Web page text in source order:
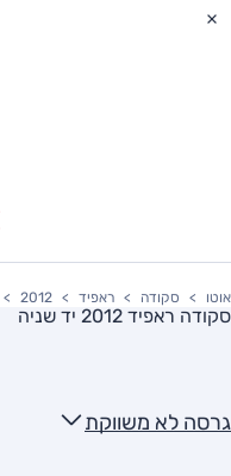
אוטו סקודה ראפיד 2012
סקודה ראפיד 2012 יד שניה
גרסה לא משווקת